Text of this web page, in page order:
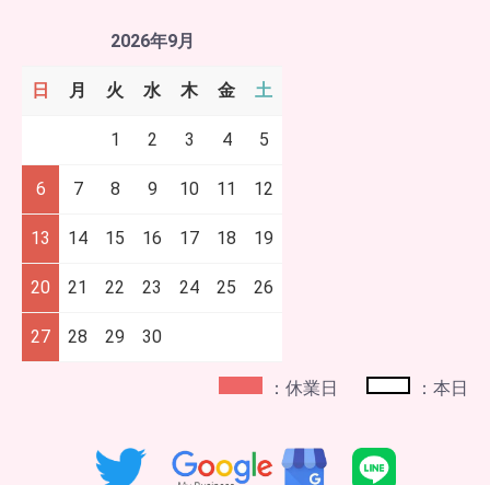
2026年9月
日 月 火 水 木 金 土
1 2 3 4 5
6 7 8 9 10 11 12
13 14 15 16 17 18 19
20 21 22 23 24 25 26
27 28 29 30
：休業日 ：本日